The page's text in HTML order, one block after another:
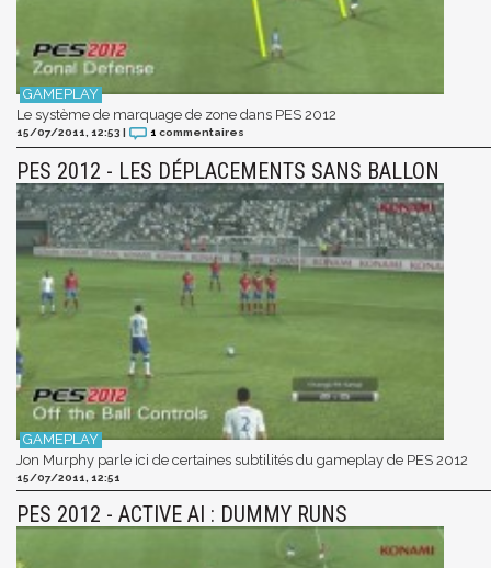
Le système de marquage de zone dans PES 2012
15/07/2011, 12:53 | 1 commentaires
PES 2012 - LES DÉPLACEMENTS SANS BALLON
Jon Murphy parle ici de certaines subtilités du gameplay de PES 2012
15/07/2011, 12:51
PES 2012 - ACTIVE AI : DUMMY RUNS